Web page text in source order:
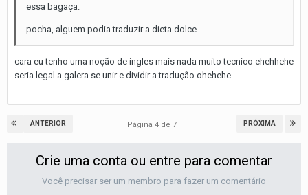
essa bagaça.
pocha, alguem podia traduzir a dieta dolce...
cara eu tenho uma noção de ingles mais nada muito tecnico ehehhehe
seria legal a galera se unir e dividir a tradução ohehehe
ANTERIOR PRÓXIMA
Página 4 de 7
Crie uma conta ou entre para comentar
Você precisar ser um membro para fazer um comentário